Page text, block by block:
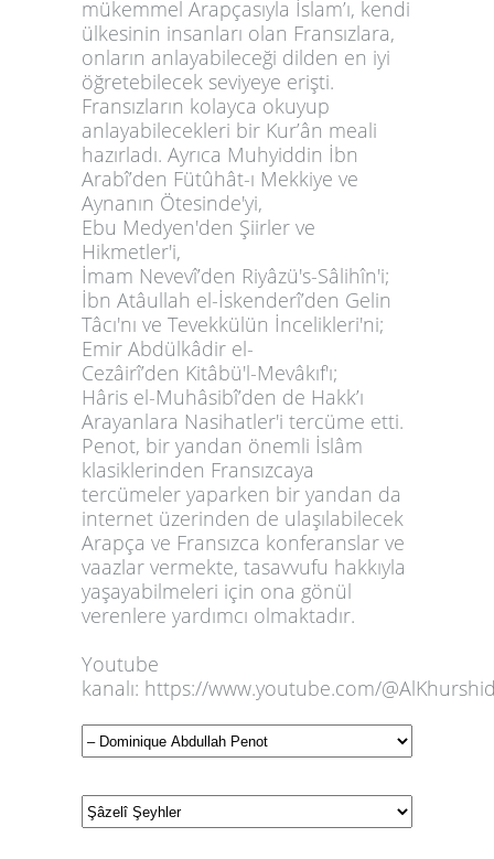
mükemmel Arapçasıyla İslam’ı, kendi
ülkesinin insanları olan Fransızlara,
onların anlayabileceği dilden en iyi
öğretebilecek seviyeye erişti.
Fransızların kolayca okuyup
anlayabilecekleri bir Kur’ân meali
hazırladı. Ayrıca Muhyiddin İbn
Arabî’den Fütûhât-ı Mekkiye ve
Aynanın Ötesinde'yi,
Ebu Medyen'den Şiirler ve
Hikmetler'i,
İmam Nevevî’den Riyâzü's-Sâlihîn'i;
İbn Atâullah el-İskenderî’den Gelin
Tâcı'nı ve Tevekkülün İncelikleri'ni;
Emir Abdülkâdir el-
Cezâirî’den Kitâbü'l-Mevâkıf'ı;
Hâris el-Muhâsibî’den de Hakk’ı
Arayanlara Nasihatler'i tercüme etti.
Penot, bir yandan önemli İslâm
klasiklerinden Fransızcaya
tercümeler yaparken bir yandan da
internet üzerinden de ulaşılabilecek
Arapça ve Fransızca konferanslar ve
vaazlar vermekte, tasavvufu hakkıyla
yaşayabilmeleri için ona gönül
verenlere yardımcı olmaktadır.
Youtube
kanalı: https://www.youtube.com/